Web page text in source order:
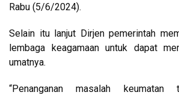
Rabu (5/6/2024).
Selain itu lanjut Dirjen pemerintah
lembaga keagamaan untuk dapat
umatnya.
“Penanganan masalah